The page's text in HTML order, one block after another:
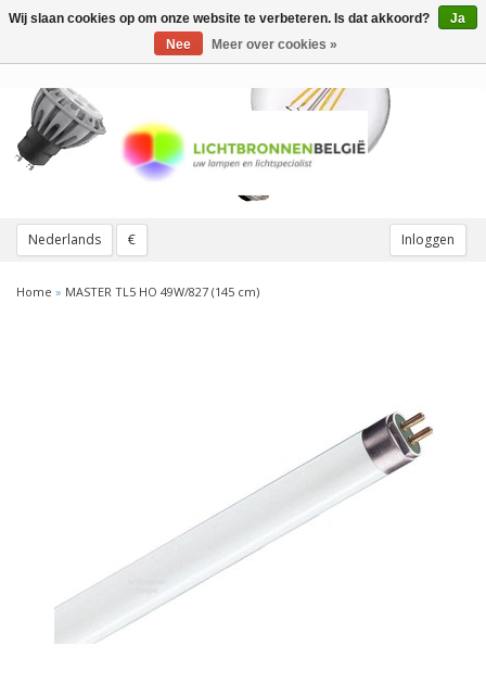
Nederlands € Inloggen
Toggle
Home » MASTER TL5 HO 49W/827 (145 cm)
Wij slaan cookies op om onze website te verbeteren. Is dat akkoord?
Ja
Nee
Meer over cookies »